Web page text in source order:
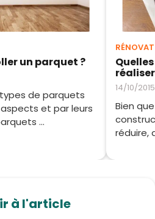
un parquet ?
de parquets
et par leurs
...
14/10/2015
Bien
réduire,
à l'article